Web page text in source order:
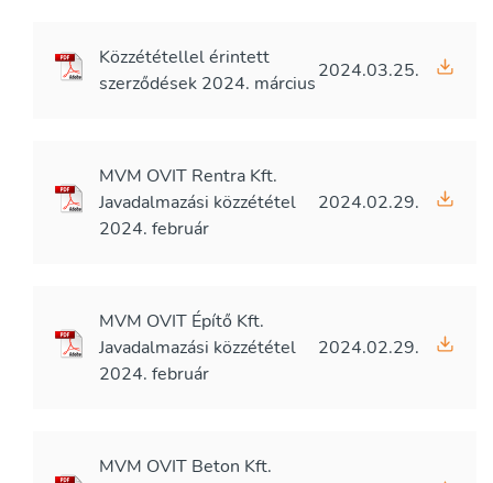
Közzététellel érintett
szerződések 2024. március
2024.03.25.
MVM OVIT Rentra Kft.
Javadalmazási közzététel
2024. február
2024.02.29.
MVM OVIT Építő Kft.
Javadalmazási közzététel
2024. február
2024.02.29.
MVM OVIT Beton Kft.